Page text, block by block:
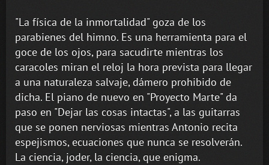
"La física de la inmortalidad" goza de los
parabienes del himno. Es una herramienta para el
goce de los ojos, para sacudirte mientras los
caracoles miran el reloj la hora prevista para llegar
a una naturaleza salvaje, dámero prohibido de
dicha. El piano de nuevo en "Proyecto Marte" da
paso en "Dejar las cosas intactas", a las guitarras
que se ponen nerviosas mientras Antonio recita
espejismos, ecuaciones que nunca se resolverán.
La ciencia, joder, la ciencia, que enigma.